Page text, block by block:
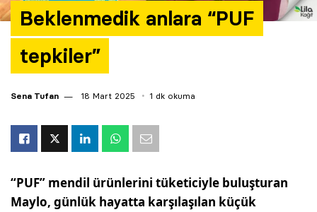
Beklenmedik anlara “PUF
tepkiler”
Sena Tufan 18 Mart 2025 1 dk okuma
“PUF” mendil ürünlerini tüketiciyle buluşturan
Maylo, günlük hayatta karşılaşılan küçük